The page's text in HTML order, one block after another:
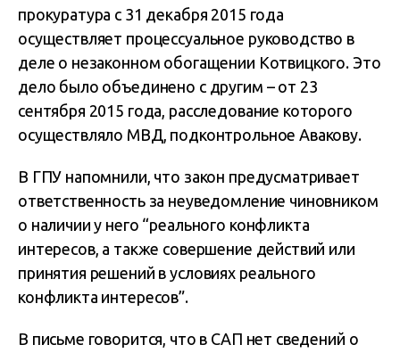
прокуратура с 31 декабря 2015 года
осуществляет процессуальное руководство в
деле о незаконном обогащении Котвицкого. Это
дело было объединено с другим – от 23
сентября 2015 года, расследование которого
осуществляло МВД, подконтрольное Авакову.
В ГПУ напомнили, что закон предусматривает
ответственность за неуведомление чиновником
о наличии у него “реального конфликта
интересов, а также совершение действий или
принятия решений в условиях реального
конфликта интересов”.
В письме говорится, что в САП нет сведений о